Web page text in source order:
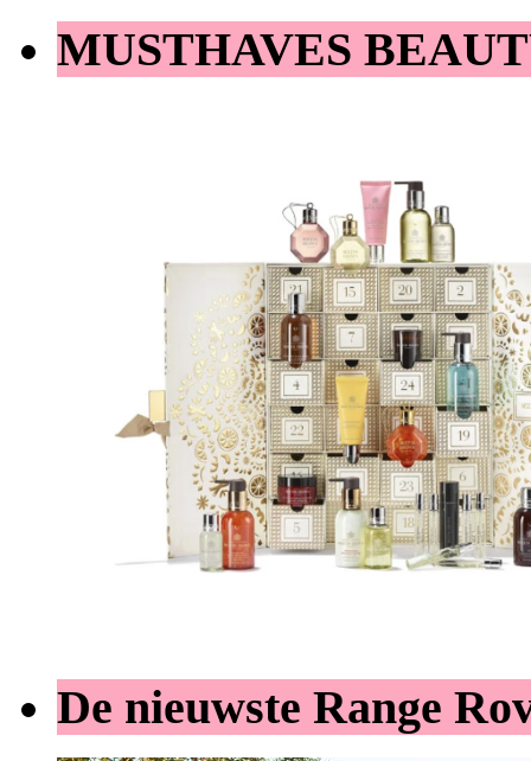
MUSTHAVES
De nieuwste Range